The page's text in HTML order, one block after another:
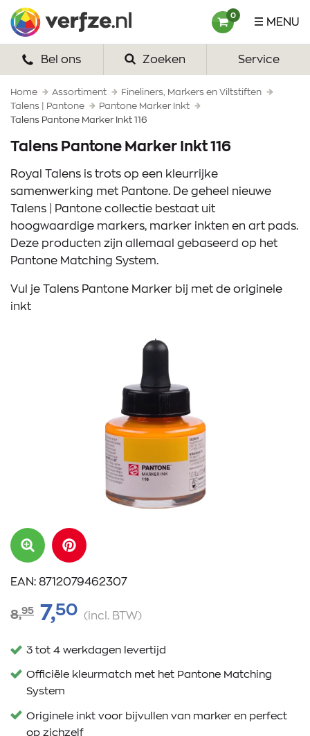
naar
content
MENU
0
HOME
VERF
VERFSETS
VERFSPULLEN
INSPIRATIE
ZAKELIJK
OVER ONS
Bel ons Zoeken Service
Home Assortiment
Fineliners, Markers en Viltstiften
Talens | Pantone
Pantone Marker Inkt
Talens Pantone Marker Inkt 116
Talens Pantone Marker Inkt 116
Royal Talens is trots op een kleurrijke
samenwerking met Pantone. De geheel nieuwe
Talens | Pantone collectie bestaat uit
hoogwaardige markers, marker inkten en art pads.
Deze producten zijn allemaal gebaseerd op het
Pantone Matching System.
Vul je Talens Pantone Marker bij met de originele
inkt
EAN: 8712079462307
8,95 7,50 (incl. BTW)
3 tot 4 werkdagen levertijd
Officiële kleurmatch met het Pantone Matching
System
Originele inkt voor bijvullen van marker en perfect
op zichzelf